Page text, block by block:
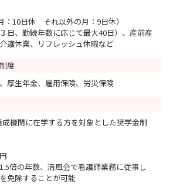
：10日休 それ以外の月：9日休）
日、勤続年数に応じて最大40日）、産前産
護休業、リフレッシュ休暇など
度
厚生年金、雇用保険、労災保険
関に在学する方を対象とした奨学金制
倍の年数、清風会で看護師業務に従事し
免除することが可能